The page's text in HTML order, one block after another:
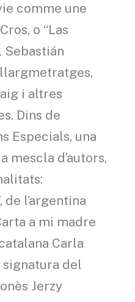
comme une
o “Las
Sebastián
llargmetratges,
i altres
Dins de
Especials, una
mescla d’autors,
de l’argentina
a mi madre
Carla
signatura del
Jerzy